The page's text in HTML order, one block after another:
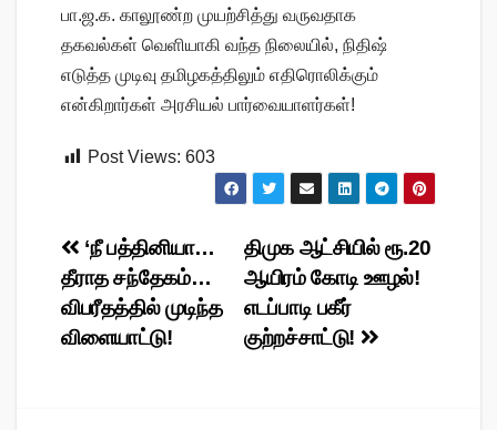
பா.ஜ.க. காலூண்ற முயற்சித்து வருவதாக
தகவல்கள் வெளியாகி வந்த நிலையில், நிதிஷ்
எடுத்த முடிவு தமிழகத்திலும் எதிரொலிக்கும்
என்கிறார்கள் அரசியல் பார்வையாளர்கள்!
Post Views: 603
Post
navigation
திமுக ஆட்சியில் ரூ.20
ஆயிரம் கோடி ஊழல்!
எடப்பாடி பகீர்
குற்றச்சாட்டு!
‘நீ பத்தினியா…
தீராத சந்தேகம்…
விபரீதத்தில் முடிந்த
விளையாட்டு!